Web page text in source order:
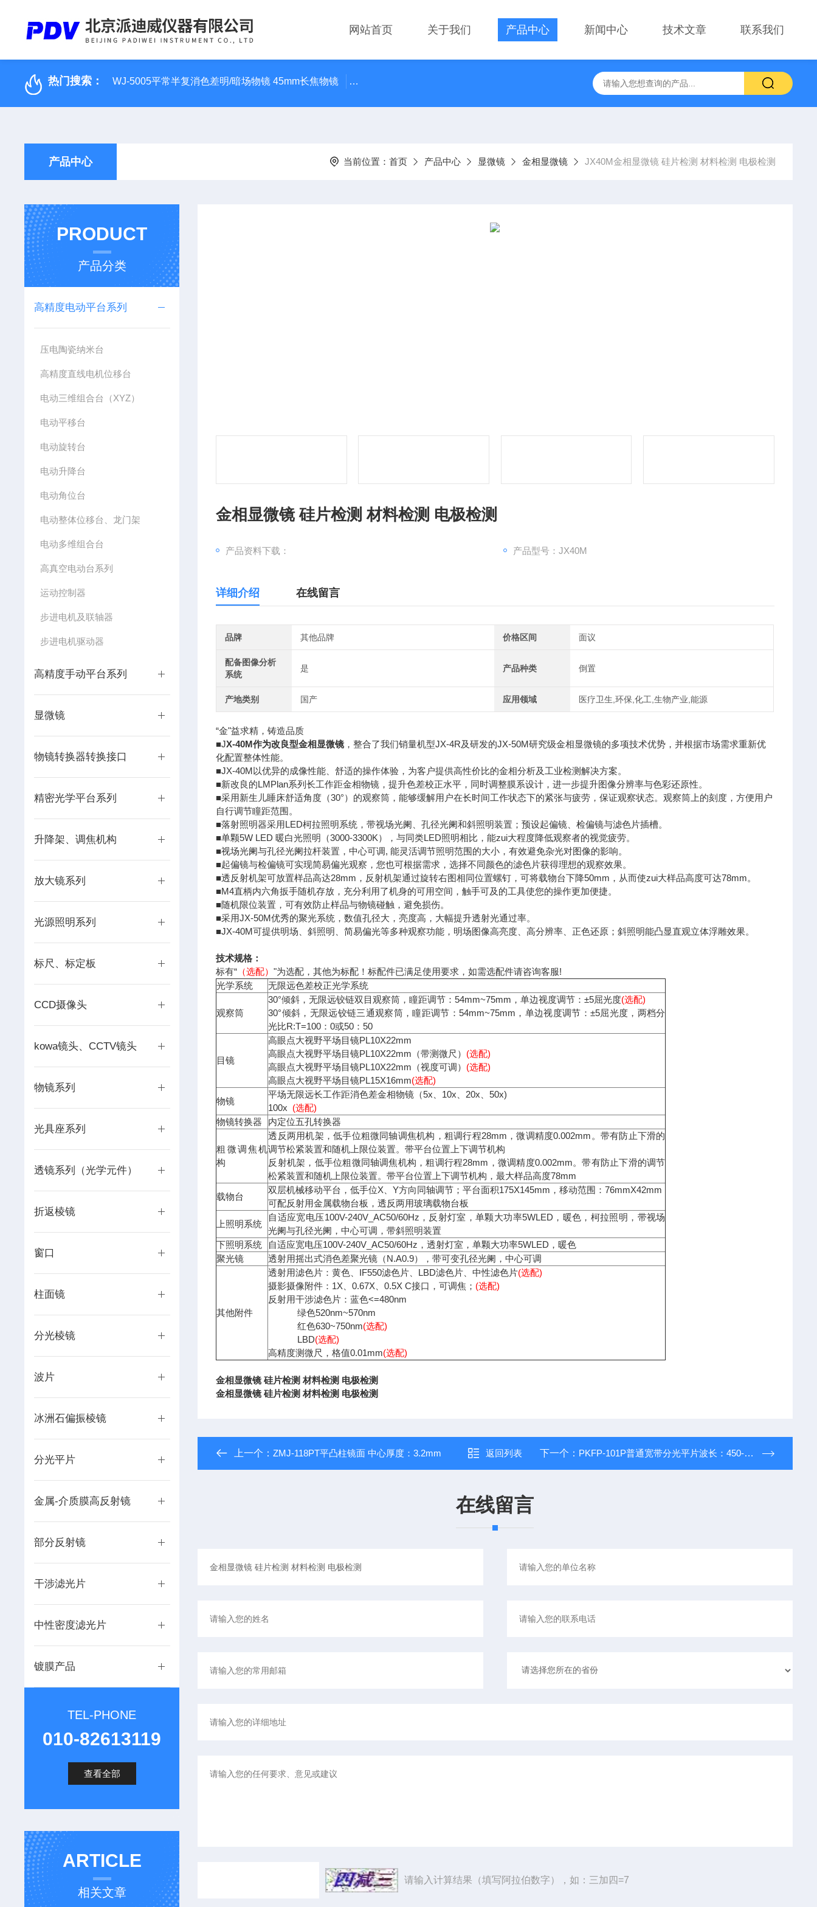
网站首页 关于我们 产品中心 新闻中心 技术文章 联系我们
热门搜索： WJ-5005平常半复消色差明/暗场物镜 45mm长焦物镜 LMPLN-IR/LCPLN-IR奥林巴斯红外线观察用显微镜物镜 PT-GD402电动升降台、位移台 电动滑台升降桌
产品中心 当前位置： 首页 产品中心 显微镜 金相显微镜 JX40M金相显微镜 硅片检测 材料检测 电极检测
PRODUCT
产品分类
高精度电动平台系列
压电陶瓷纳米台
高精度直线电机位移台
电动三维组合台（XYZ）
电动平移台
电动旋转台
电动升降台
电动角位台
电动整体位移台、龙门架
电动多维组合台
高真空电动台系列
运动控制器
步进电机及联轴器
步进电机驱动器
高精度手动平台系列
显微镜
物镜转换器转换接口
精密光学平台系列
升降架、调焦机构
放大镜系列
光源照明系列
标尺、标定板
CCD摄像头
kowa镜头、CCTV镜头
物镜系列
光具座系列
透镜系列（光学元件）
折返棱镜
窗口
柱面镜
分光棱镜
波片
冰洲石偏振棱镜
分光平片
金属-介质膜高反射镜
部分反射镜
干涉滤光片
中性密度滤光片
镀膜产品
TEL-PHONE
010-82613119
查看全部
ARTICLE
相关文章
金相显微镜 硅片检测 材料检测 电极检测
产品资料下载： 产品型号：JX40M
详细介绍 在线留言
品牌 其他品牌 价格区间 面议
配备图像分析
系统
是 产品种类 倒置
产地类别 国产 应用领域 医疗卫生,环保,化工,生物产业,能源
“金"益求精，铸造品质
■JX-40M作为改良型金相显微镜 ，整合了我们销量机型JX-4R及研发的JX-50M研究级金相显微镜的多项技术优势，并根据市场需求重新优
化配置整体性能。
■JX-40M以优异的成像性能、舒适的操作体验，为客户提供高性价比的金相分析及工业检测解决方案。
■新改良的LMPlan系列长工作距金相物镜，提升色差校正水平，同时调整膜系设计，进一步提升图像分辨率与色彩还原性。
■采用新生儿睡床舒适角度（30°）的观察筒，能够缓解用户在长时间工作状态下的紧张与疲劳，保证观察状态。观察筒上的刻度，方便用户
自行调节瞳距范围。
■落射照明器采用LED柯拉照明系统，带视场光阑、孔径光阑和斜照明装置；预设起偏镜、检偏镜与滤色片插槽。
■单颗5W LED 暖白光照明（3000-3300K），与同类LED照明相比，能zui大程度降低观察者的视觉疲劳。
■视场光阑与孔径光阑拉杆装置，中心可调, 能灵活调节照明范围的大小，有效避免杂光对图像的影响。
■起偏镜与检偏镜可实现简易偏光观察，您也可根据需求，选择不同颜色的滤色片获得理想的观察效果。
■透反射机架可放置样品高达28mm，反射机架通过旋转右图相同位置螺钉，可将载物台下降50mm，从而使zui大样品高度可达78mm。
■M4直柄内六角扳手随机存放，充分利用了机身的可用空间，触手可及的工具使您的操作更加便捷。
■随机限位装置，可有效防止样品与物镜碰触，避免损伤。
■采用JX-50M优秀的聚光系统，数值孔径大，亮度高，大幅提升透射光通过率。
■JX-40M可提供明场、斜照明、简易偏光等多种观察功能，明场图像高亮度、高分辨率、正色还原；斜照明能凸显直观立体浮雕效果。
技术规格：
标有“ （选配）"为选配，其他为标配！标配件已满足使用要求，如需选配件请咨询客服!
光学系统
无限远色差校正光学系统
观察筒
30°倾斜，无限远铰链双目观察筒，瞳距调节：54mm~75mm，单边视度调节：±5屈光度(选配)
30°倾斜，无限远铰链三通观察筒，瞳距调节：54mm~75mm，单边视度调节：±5屈光度，两档分
光比R:T=100：0或50：50
目镜
高眼点大视野平场目镜PL10X22mm
高眼点大视野平场目镜PL10X22mm（带测微尺） (选配)
高眼点大视野平场目镜PL10X22mm（视度可调） (选配)
高眼点大视野平场目镜PL15X16mm(选配)
物镜
平场无限远长工作距消色差金相物镜（5x、10x、20x、50x)
100x (选配)
物镜转换器
内定位五孔转换器
粗微调焦机
构
透反两用机架，低手位粗微同轴调焦机构，粗调行程28mm，微调精度0.002mm。带有防止下滑的
调节松紧装置和随机上限位装置。带平台位置上下调节机构
反射机架，低手位粗微同轴调焦机构，粗调行程28mm，微调精度0.002mm。带有防止下滑的调节
松紧装置和随机上限位装置。带平台位置上下调节机构，最大样品高度78mm
载物台
双层机械移动平台，低手位X、Y方向同轴调节；平台面积175X145mm，移动范围：76mmX42mm
可配反射用金属载物台板，透反两用玻璃载物台板
上照明系统
自适应宽电压100V-240V_AC50/60Hz，反射灯室，单颗大功率5WLED，暖色，柯拉照明，带视场
光阑与孔径光阑，中心可调，带斜照明装置
下照明系统
自适应宽电压100V-240V_AC50/60Hz，透射灯室，单颗大功率5WLED，暖色
聚光镜
透射用摇出式消色差聚光镜（N.A0.9），带可变孔径光阑，中心可调
其他附件
透射用滤色片：黄色、IF550滤色片、LBD滤色片、中性滤色片(选配)
摄影摄像附件：1X、0.67X、0.5X C接口，可调焦； (选配)
反射用干涉滤色片：蓝色<=480nm
绿色520nm~570nm
红色630~750nm(选配)
LBD(选配)
高精度测微尺，格值0.01mm(选配)
金相显微镜 硅片检测 材料检测 电极检测
金相显微镜 硅片检测 材料检测 电极检测
上一个：ZMJ-118PT平凸柱镜面 中心厚度：3.2mm 返回列表 下一个： PKFP-101P普通宽带分光平片波长：450-650nm
在线留言
请输入计算结果（填写阿拉伯数字），如：三加四=7